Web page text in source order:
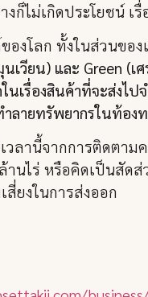
ไม่เกิดประโยชน์ เ
องโลก ทั้งในส่วนขอ
เวียน) และ Green (
นเรื่องสินค้าที่จะส่ง
ลายทรัพยากรในท้องท
วลานี้จากการติดตา
นไร่ หรือคิดเป็นสั
สี่ยงในการส่งออก